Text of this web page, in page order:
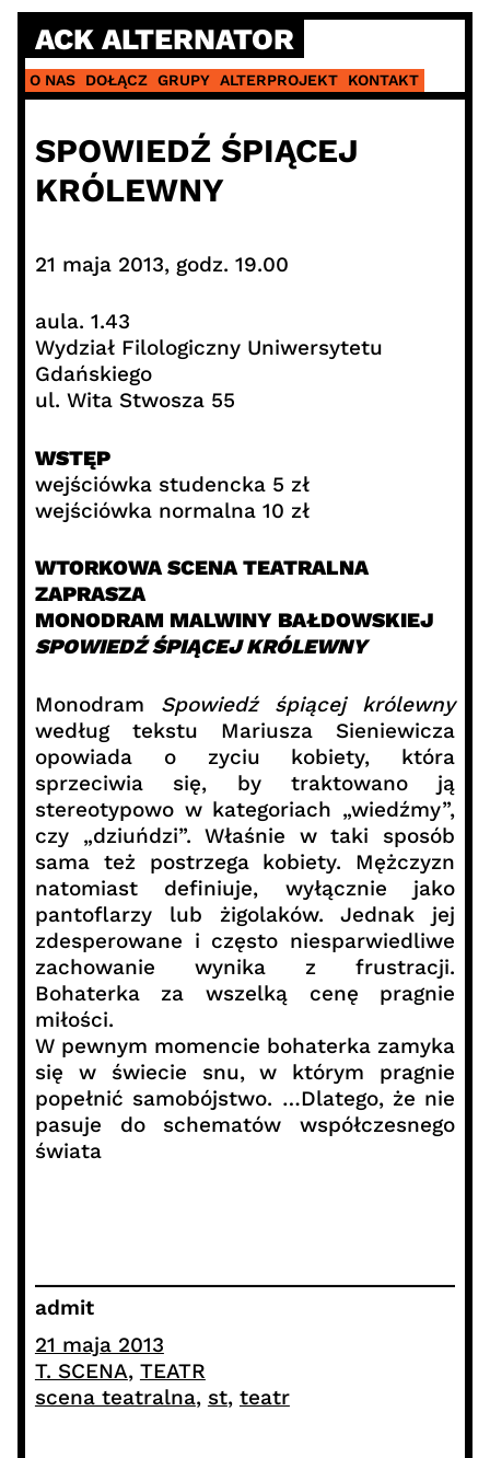
Skip
content
ACK ALTERNATOR
O NAS DOŁĄCZ GRUPY ALTERPROJEKT KONTAKT
SPOWIEDŹ ŚPIĄCEJ
KRÓLEWNY
21 maja 2013, godz. 19.00
aula. 1.43
Wydział Filologiczny Uniwersytetu
Gdańskiego
ul. Wita Stwosza 55
WSTĘP
wejściówka studencka 5 zł
wejściówka normalna 10 zł
WTORKOWA SCENA TEATRALNA
ZAPRASZA
MONODRAM MALWINY BAŁDOWSKIEJ
SPOWIEDŹ ŚPIĄCEJ KRÓLEWNY
Monodram Spowiedź śpiącej królewny
według tekstu Mariusza Sieniewicza
opowiada o zyciu kobiety, która
sprzeciwia się, by traktowano ją
stereotypowo w kategoriach „wiedźmy”,
czy „dziuńdzi”. Właśnie w taki sposób
sama też postrzega kobiety. Mężczyzn
natomiast definiuje, wyłącznie jako
pantoflarzy lub żigolaków. Jednak jej
zdesperowane i często niesparwiedliwe
zachowanie wynika z frustracji.
Bohaterka za wszelką cenę pragnie
miłości.
W pewnym momencie bohaterka zamyka
się w świecie snu, w którym pragnie
popełnić samobójstwo. …Dlatego, że nie
pasuje do schematów współczesnego
świata
admit
21 maja 2013
T. SCENA, TEATR
scena teatralna, st, teatr